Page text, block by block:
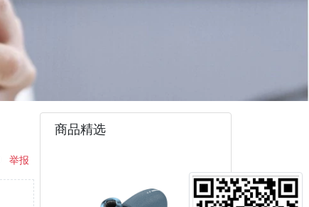
举报
商品精选